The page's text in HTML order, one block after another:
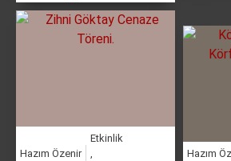
Hazım Özenir
Etkinlik
Hazım